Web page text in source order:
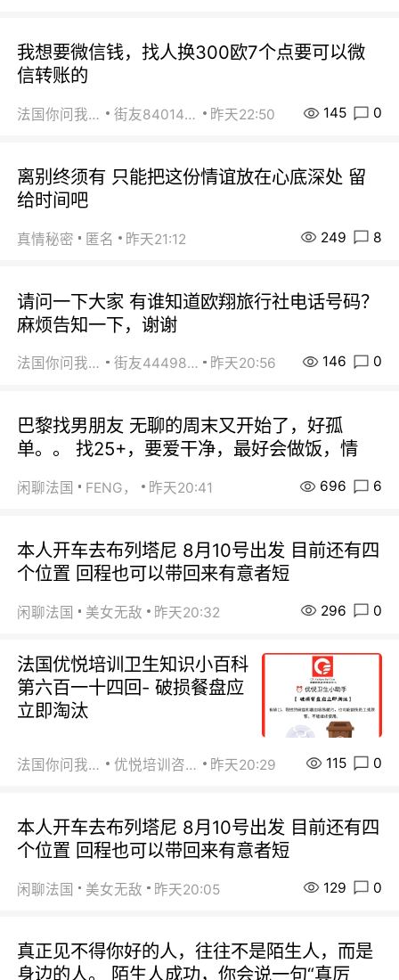
我想要微信钱，找人换300欧7个点要可以微
信转账的
法国你问我答 街友84014588 昨天22:50 145 0
离别终须有 只能把这份情谊放在心底深处 留
给时间吧
真情秘密 匿名 昨天21:12 249 8
请问一下大家 有谁知道欧翔旅行社电话号码？
麻烦告知一下，谢谢
法国你问我答 街友44498484 昨天20:56 146 0
巴黎找男朋友 无聊的周末又开始了，好孤
单。。 找25+，要爱干净，最好会做饭，情
闲聊法国 FENG， 昨天20:41 696 6
本人开车去布列塔尼 8月10号出发 目前还有四
个位置 回程也可以带回来有意者短
闲聊法国 美女无敌 昨天20:32 296 0
法国优悦培训卫生知识小百科
第六百一十四回- 破损餐盘应
立即淘汰
法国你问我答 优悦培训咨询 昨天20:29 115 0
本人开车去布列塔尼 8月10号出发 目前还有四
个位置 回程也可以带回来有意者短
闲聊法国 美女无敌 昨天20:05 129 0
真正见不得你好的人，往往不是陌生人，而是
身边的人。 陌生人成功，你会说一句“真厉